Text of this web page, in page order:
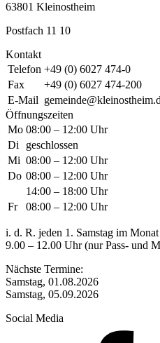
63801 Kleinostheim
Postfach 11 10
Kontakt
Telefon +49 (0) 6027 474-0
Fax
+49 (0) 6027 474-200
E-Mail
Öffnungszeiten
Mo 08:00 – 12:00 Uhr
Di
geschlossen
Mi 08:00 – 12:00 Uhr
Do 08:00 – 12:00 Uhr
14:00 – 18:00 Uhr
Fr
08:00 – 12:00 Uhr
i. d. R. jeden 1. Samstag im Monat
9.00 – 12.00 Uhr (nur Pass- und
Nächste Termine:
Samstag, 01.08.2026
Samstag, 05.09.2026
Social Media